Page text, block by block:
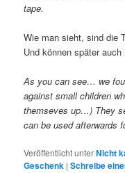
tape.
Wie man sieht, sind die
Und können später
As you can see… we
against small children
themseves up…) They
can be used afterwards
Veröffentlicht unterNicht
Geschenk |Schreibe